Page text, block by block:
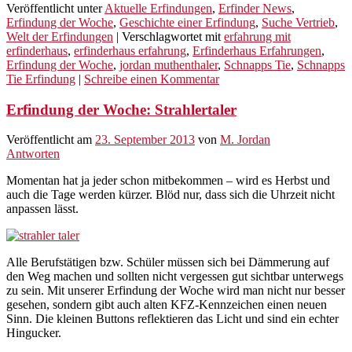
Veröffentlicht unter Aktuelle Erfindungen, Erfinder News,
Erfindung der Woche, Geschichte einer Erfindung, Suche Vertrieb,
Welt der Erfindungen | Verschlagwortet mit erfahrung mit
erfinderhaus, erfinderhaus erfahrung, Erfinderhaus Erfahrungen,
Erfindung der Woche, jordan muthenthaler, Schnapps Tie, Schnapps
Tie Erfindung | Schreibe einen Kommentar
Erfindung der Woche: Strahlertaler
Veröffentlicht am 23. September 2013 von M. Jordan
Antworten
Momentan hat ja jeder schon mitbekommen – wird es Herbst und
auch die Tage werden kürzer. Blöd nur, dass sich die Uhrzeit nicht
anpassen lässt.
Alle Berufstätigen bzw. Schüler müssen sich bei Dämmerung auf
den Weg machen und sollten nicht vergessen gut sichtbar unterwegs
zu sein. Mit unserer Erfindung der Woche wird man nicht nur besser
gesehen, sondern gibt auch alten KFZ-Kennzeichen einen neuen
Sinn. Die kleinen Buttons reflektieren das Licht und sind ein echter
Hingucker.